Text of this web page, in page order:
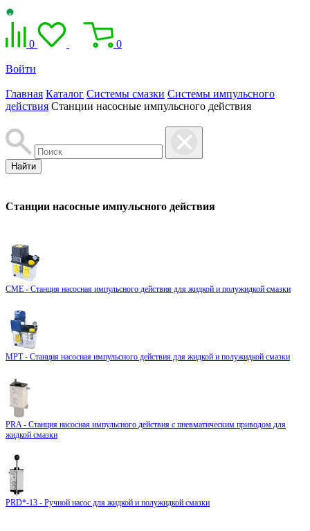
0 0
Войти
Главная Каталог Системы смазки Системы импульсного
действия Станции насосные импульсного действия
Найти
Станции насосные импульсного действия
CME - Станция насосная импульсного действия для жидкой и полужидкой смазки
MPT - Станция насосная импульсного действия для жидкой и полужидкой смазки
PRA - Станция насосная импульсного действия с пневматическим приводом для
жидкой смазки
PRD*-13 - Ручной насос для жидкой и полужидкой смазки